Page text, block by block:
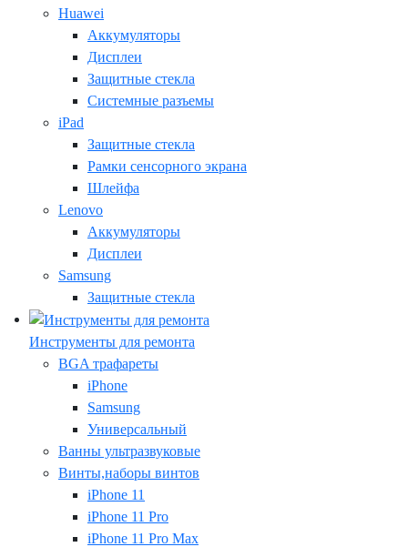
Huawei
Аккумуляторы
Дисплеи
Защитные стекла
Системные разъемы
iPad
Защитные стекла
Рамки сенсорного экрана
Шлейфа
Lenovo
Аккумуляторы
Дисплеи
Samsung
Защитные стекла
Инструменты для ремонта
BGA трафареты
iPhone
Samsung
Универсальный
Ванны ультразвуковые
Винты,наборы винтов
iPhone 11
iPhone 11 Pro
iPhone 11 Pro Max